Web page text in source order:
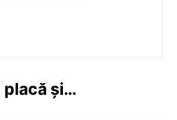
placă și…